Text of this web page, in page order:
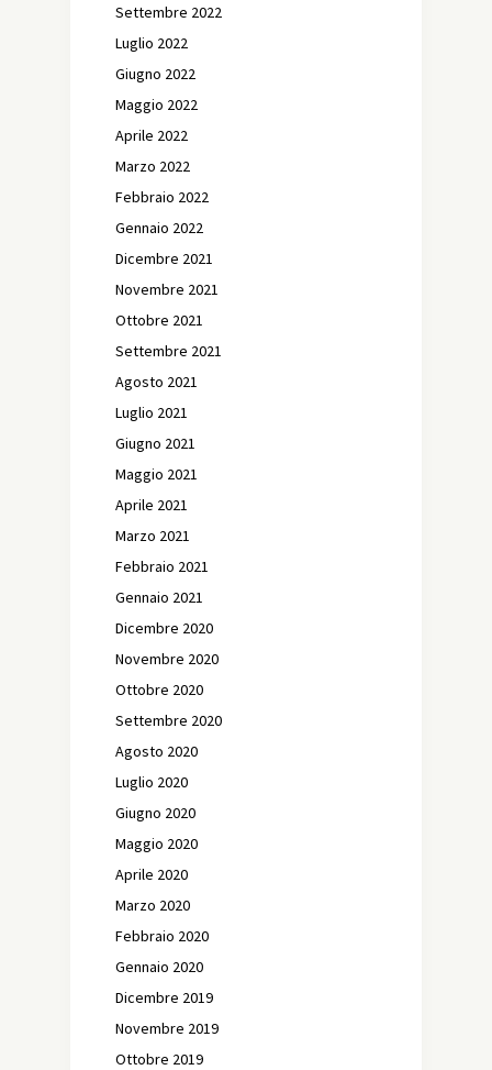
Settembre 2022
Luglio 2022
Giugno 2022
Maggio 2022
Aprile 2022
Marzo 2022
Febbraio 2022
Gennaio 2022
Dicembre 2021
Novembre 2021
Ottobre 2021
Settembre 2021
Agosto 2021
Luglio 2021
Giugno 2021
Maggio 2021
Aprile 2021
Marzo 2021
Febbraio 2021
Gennaio 2021
Dicembre 2020
Novembre 2020
Ottobre 2020
Settembre 2020
Agosto 2020
Luglio 2020
Giugno 2020
Maggio 2020
Aprile 2020
Marzo 2020
Febbraio 2020
Gennaio 2020
Dicembre 2019
Novembre 2019
Ottobre 2019